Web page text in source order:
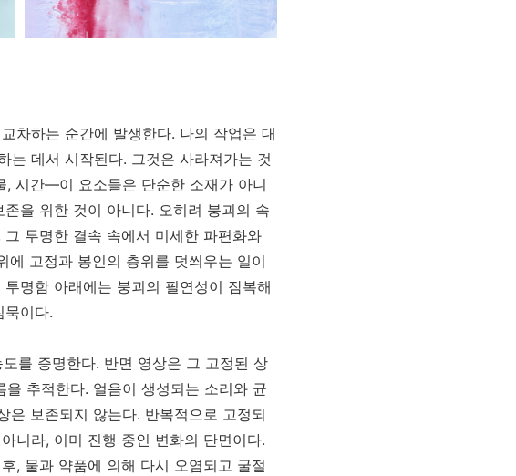
차하는 순간에 발생한다. 나의 작업은 대
는 데서 시작된다. 그것은 사라져가는 것
, 시간—이 요소들은 단순한 소재가 아니
존을 위한 것이 아니다. 오히려 붕괴의 속
그 투명한 결속 속에서 미세한 파편화와
에 고정과 봉인의 층위를 덧씌우는 일이
투명함 아래에는 붕괴의 필연성이 잠복해
묵이다.
를 증명한다. 반면 영상은 그 고정된 상
을 추적한다. 얼음이 생성되는 소리와 균
은 보존되지 않는다. 반복적으로 고정되
니라, 이미 진행 중인 변화의 단면이다.
, 물과 약품에 의해 다시 오염되고 굴절